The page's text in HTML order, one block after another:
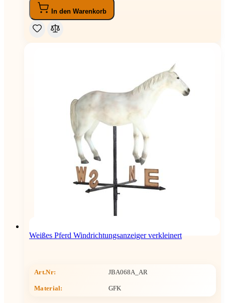
In den Warenkorb
Weißes Pferd Windrichtungsanzeiger verkleinert
Art.Nr: JBA068A_AR
Material: GFK